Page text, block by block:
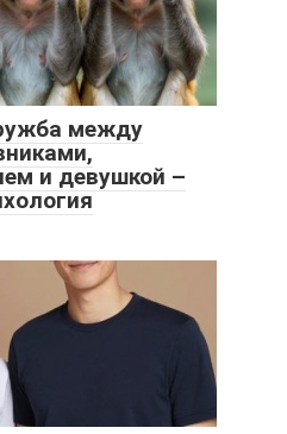
между
и девушкой –